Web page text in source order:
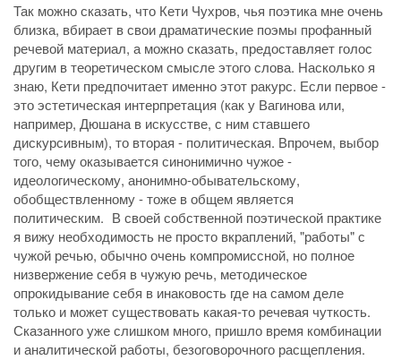
Так можно сказать, что Кети Чухров, чья поэтика мне очень
близка, вбирает в свои драматические поэмы профанный
речевой материал, а можно сказать, предоставляет голос
другим в теоретическом смысле этого слова. Насколько я
знаю, Кети предпочитает именно этот ракурс. Если первое -
это эстетическая интерпретация (как у Вагинова или,
например, Дюшана в искусстве, с ним ставшего
дискурсивным), то вторая - политическая. Впрочем, выбор
того, чему оказывается синонимично чужое -
идеологическому, анонимно-обывательскому,
обобществленному - тоже в общем является
политическим. В своей собственной поэтической практике
я вижу необходимость не просто вкраплений, "работы" с
чужой речью, обычно очень компромиссной, но полное
низвержение себя в чужую речь, методическое
опрокидывание себя в инаковость где на самом деле
только и может существовать какая-то речевая чуткость.
Сказанного уже слишком много, пришло время комбинации
и аналитической работы, безоговорочного расщепления.